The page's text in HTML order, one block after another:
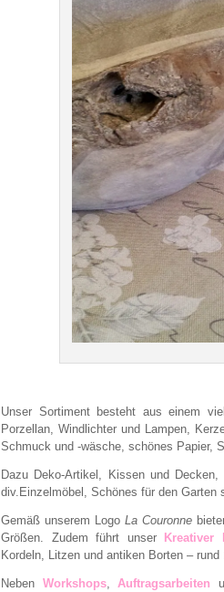
Unser Sortiment besteht aus einem
Porzellan, Windlichter und Lampen,
Schmuck und -wäsche, schönes Papier,
Dazu Deko-Artikel, Kissen und
div.Einzelmöbel, Schönes für den Garten
Gemäß unserem Logo La Couronne
Größen. Zudem führt unser
Kreativer
Kordeln, Litzen und antiken Borten – rund
Neben Workshops, Auftragsarbeiten